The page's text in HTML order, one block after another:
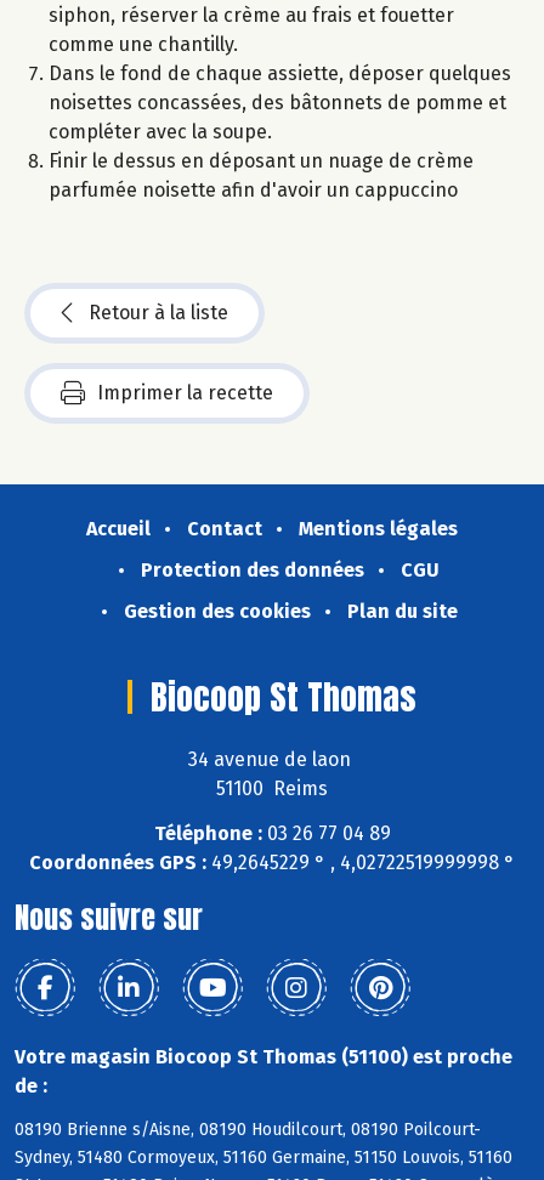
siphon, réserver la crème au frais et fouetter
comme une chantilly.
Dans le fond de chaque assiette, déposer quelques
noisettes concassées, des bâtonnets de pomme et
compléter avec la soupe.
Finir le dessus en déposant un nuage de crème
parfumée noisette afin d'avoir un cappuccino
Retour à la liste
Imprimer la recette
Accueil Contact
Mentions légales
Protection des données
CGU
Gestion des cookies
Plan du site
Biocoop St Thomas
34 avenue de laon
51100 Reims
Téléphone :03 26 77 04 89
Coordonnées GPS : 49,2645229 ° , 4,02722519999998 °
Nous suivre sur
Votre magasin Biocoop St Thomas (51100) est proche
de :
08190 Brienne s/Aisne, 08190 Houdilcourt, 08190 Poilcourt-
Sydney, 51480 Cormoyeux, 51160 Germaine, 51150 Louvois, 51160